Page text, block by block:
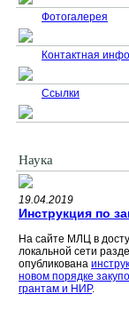
Фотогалерея
Контактная
Ссылки
Наука
19.04.2019
Инструкция по
На сайте МЛЦ в
локальной сети
опубликована
новом порядке
грантам и НИР.